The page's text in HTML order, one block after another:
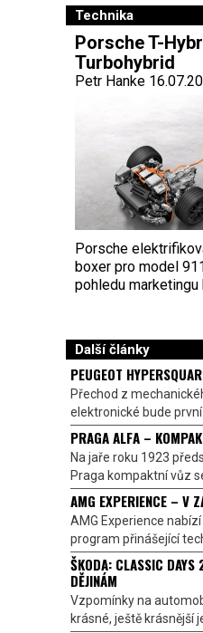
Technika
Porsche T-
Turbohybrid
Petr Hanke
Porsche
boxer pro model
pohledu marketingu
Další články
PEUGEOT
Přechod z
elektronické bude první
PRAGA ALFA –
Na jaře roku 1923
Praga kompaktní vůz
AMG EXPERIENCE – V
AMG Experience
program přinášející
ŠKODA: CLASSIC
DĚJINÁM
Vzpomínky na
krásné, ještě krásnější